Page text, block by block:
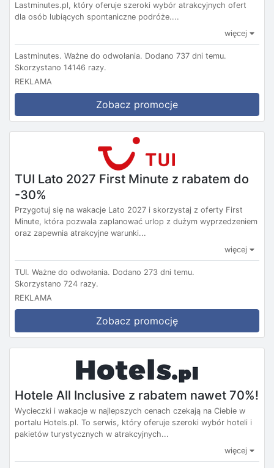
Lastminutes.pl, który oferuje szeroki wybór atrakcyjnych ofert
dla osób lubiących spontaniczne podróże....
więcej
Lastminutes. Ważne do odwołania. Dodano 737 dni temu.
Skorzystano 14146 razy.
REKLAMA
Zobacz promocje
TUI Lato 2027 First Minute z rabatem do
-30%
Przygotuj się na wakacje Lato 2027 i skorzystaj z oferty First
Minute, która pozwala zaplanować urlop z dużym wyprzedzeniem
oraz zapewnia atrakcyjne warunki...
więcej
TUI. Ważne do odwołania. Dodano 273 dni temu.
Skorzystano 724 razy.
REKLAMA
Zobacz promocję
Hotele All Inclusive z rabatem nawet 70%!
Wycieczki i wakacje w najlepszych cenach czekają na Ciebie w
portalu Hotels.pl. To serwis, który oferuje szeroki wybór hoteli i
pakietów turystycznych w atrakcyjnych...
więcej